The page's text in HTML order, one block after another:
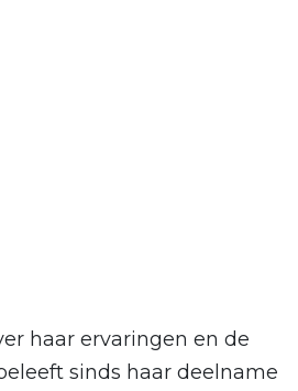
haar ervaringen en de
sinds haar deelname